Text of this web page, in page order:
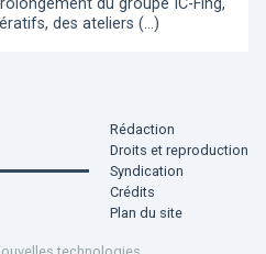
du groupe IC-Fing,
des ateliers (…)
Rédaction
Droits et reproduction
Syndication
Crédits
Plan du site